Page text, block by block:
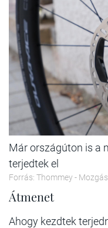
Már országúton is a
terjedtek el
Forrás: Thommey -
Átmenet
Ahogy kezdtek